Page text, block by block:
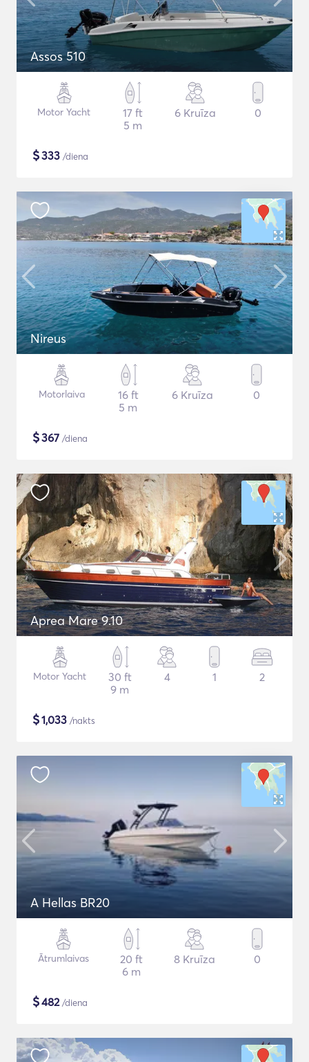
Assos 510
Motor Yacht
17 ft
5 m
6 Kruīza 0
$333 /diena
Nireus
Motorlaiva
16 ft
5 m
6 Kruīza 0
$367 /diena
Aprea Mare 9.10
Motor Yacht
30 ft
9 m
4 1 2
$1,033 /nakts
A Hellas BR20
Ātrumlaivas
20 ft
6 m
8 Kruīza 0
$482/diena